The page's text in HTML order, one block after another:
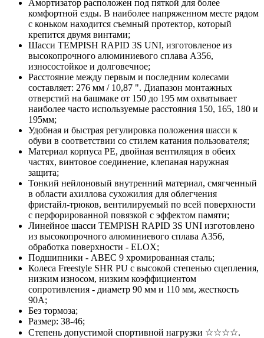
Амортизатор расположен под пяткой для более
комфортной езды. В наиболее напряженном месте рядом
с коньком находится съемный протектор, который
крепится двумя винтами;
Шасси TEMPISH RAPID 3S UNI, изготовленое из
высокопрочного алюминиевого сплава A356,
износостойкое и долговечное;
Расстояние между первым и последним колесами
составляет: 276 мм / 10,87 ". Диапазон монтажных
отверстий на башмаке от 150 до 195 мм охватывает
наиболее часто используемые расстояния 150, 165, 180 и
195мм;
Удобная и быстрая регулировка положения шасси к
обуви в соответствии со стилем катания пользователя;
Материал корпуса PE, двойная вентиляция в обеих
частях, винтовое соединение, клепаная наружная
защита;
Тонкий нейлоновый внутренний материал, смягченный
в области ахиллова сухожилия для облегчения
фристайл-трюков, вентилируемый по всей поверхности
с перфорированной повязкой с эффектом памяти;
Линейное шасси TEMPISH RAPID 3S UNI изготовлено
из высокопрочного алюминиевого сплава A356,
обработка поверхности - ELOX;
Подшипники - ABEC 9 хромированная сталь;
Колеса Freestyle SHR PU с высокой степенью сцепления,
низким износом, низким коэффициентом
сопротивления - диаметр 90 мм и 110 мм, жесткость
90A;
Без тормоза;
Размер: 38-46;
Степень допустимой спортивной нагрузки ☆☆☆☆.